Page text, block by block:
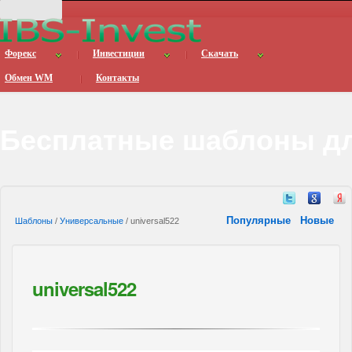
Форекс Инвестиции Скачать
Обмен WM Контакты
Шаблоны / Универсальные / universal522 Популярные Новые
universal522